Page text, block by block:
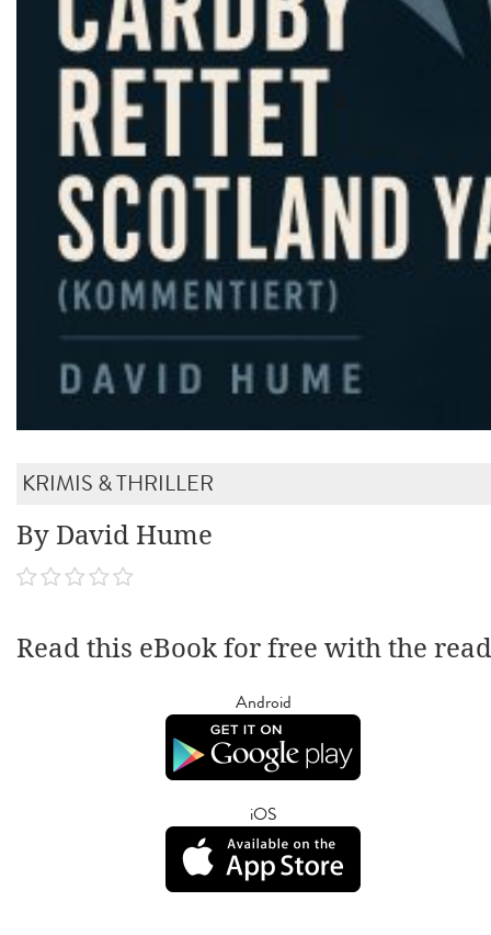
KRIMIS & THRILLER
By David Hume
Read this eBook for free with the
Android
iOS